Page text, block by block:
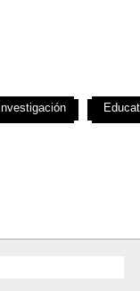
Investigación